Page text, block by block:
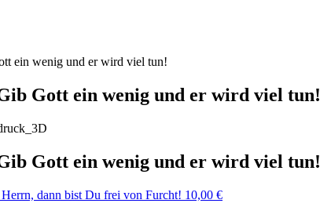
ein wenig und er wird viel tun!
Gott ein wenig und er wird viel tun!
Gott ein wenig und er wird viel tun!
dann bist Du frei von Furcht! 10,00 €